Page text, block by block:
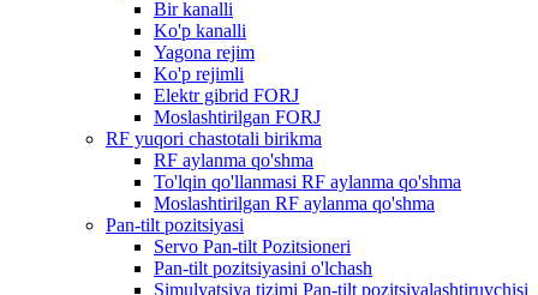
Bir kanalli
Ko'p kanalli
Yagona rejim
Ko'p rejimli
Elektr gibrid FORJ
Moslashtirilgan FORJ
RF yuqori chastotali birikma
RF aylanma qo'shma
To'lqin qo'llanmasi RF aylanma qo'shma
Moslashtirilgan RF aylanma qo'shma
Pan-tilt pozitsiyasi
Servo Pan-tilt Pozitsioneri
Pan-tilt pozitsiyasini o'lchash
Simulyatsiya tizimi Pan-tilt pozitsiyalashtiruvchisi